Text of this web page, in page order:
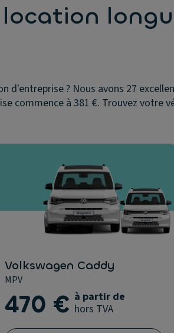
d'entreprise ? Nous avons 27
commence à 381 €. Trouvez votre
Volkswagen Caddy
MPV
470 € à partir de
hors TVA